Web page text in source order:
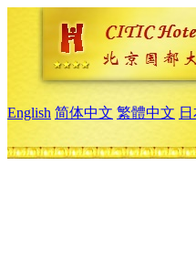
English 简体中文 繁體中文